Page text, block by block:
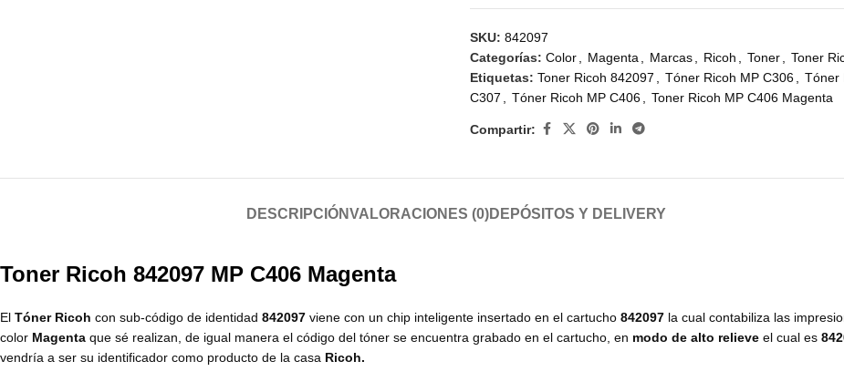
SKU:842097
Categorías: Color Magenta Marcas Ricoh Toner
Toner
Etiquetas: Toner Ricoh 842097 Tóner Ricoh MP C306
Tóner
C307
Tóner Ricoh MP C406 Toner Ricoh MP C406 Magenta
Compartir:
DESCRIPCIÓNVALORACIONES (0)DEPÓSITOS Y DELIVERY
Toner Ricoh 842097 MP C406 Magenta
El Tóner Ricoh con sub-código de identidad 842097 viene con un chip inteligente insertado en el cartucho 842097 la cual contabiliza las
color Magenta que sé realizan, de igual manera el código del tóner se encuentra grabado en el cartucho, en modo de alto relieve el cual es
vendría a ser su identificador como producto de la casa Ricoh.